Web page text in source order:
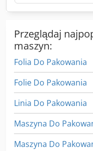
Przeglądaj
maszyn:
Folia Do Pakowania
Folie Do Pakowania
Linia Do Pakowania
Maszyna Do
Maszyna Do